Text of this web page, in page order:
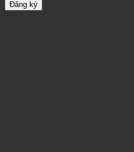
Đăng ký